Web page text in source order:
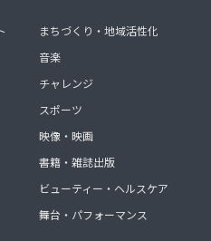
まちづくり・地域活性化
音楽
チャレンジ
スポーツ
映像・映画
書籍・雑誌出版
ビューティー・ヘルスケア
舞台・パフォーマンス